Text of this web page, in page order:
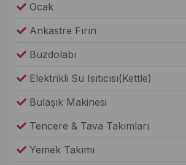
Ocak
Ankastre Fırın
Buzdolabı
Elektrikli Su Isıtıcısı(Kettle)
Bulaşık Makinesi
Tencere & Tava Takımları
Yemek Takımı